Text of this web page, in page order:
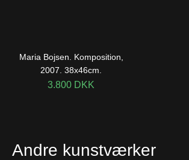
Maria Bojsen. Komposition,
2007. 38x46cm.
3.800 DKK
Andre kunstværker